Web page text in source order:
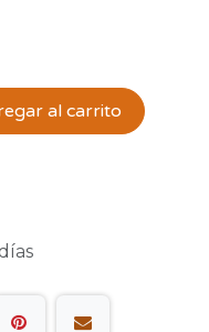
al carrito